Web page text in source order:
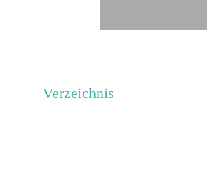
Verzeichnis